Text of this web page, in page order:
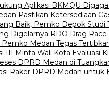
Aplikasi BKMQU
Pastikan Ketersediaan
Baik, Pemko Depok
Digelarnya RDO Drag Race
Medan Tegas
III Minta Wali Kota Evaluasi
DPRD Medan di
Raker DPRD Medan untuk